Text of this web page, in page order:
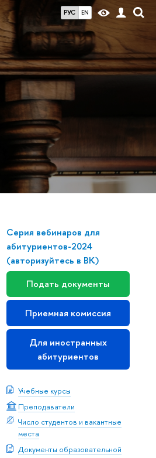
РУС EN
Серия вебинаров для
абитуриентов-2024
(авторизуйтесь в ВК)
Подать документы
Приемная комиссия
Для иностранных
абитуриентов
Учебные курсы
Преподаватели
Число студентов и вакантные
места
Документы образовательной